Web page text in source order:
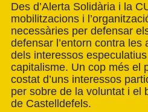
Des d’Alerta Solidària i la
mobilitzacions i
necessàries per defensar
defensar l’entorn contra les
dels interessos
capitalisme. Un cop més el
costat d’uns interessos
per sobre de la voluntat i el
de Castelldefels.